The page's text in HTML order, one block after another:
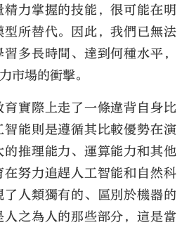
力掌握的技能，很可能在明
所替代。因此，我們已無法
多長時間、達到何種水平，
市場的衝擊。
實際上走了一條違背自身比
能則是遵循其比較優勢在演
推理能力、運算能力和其他
努力追趕人工智能和自然科
人類獨有的、區別於機器的
之為人的那些部分，這是當